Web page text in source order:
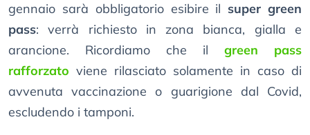
gennaio sarà obbligatorio esibire il super green
pass: verrà richiesto in zona bianca, gialla e
arancione. Ricordiamo che il green pass
rafforzato viene rilasciato solamente in caso di
avvenuta vaccinazione o guarigione dal Covid,
escludendo i tamponi.